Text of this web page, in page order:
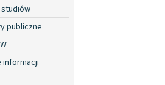
publiczne
informacji